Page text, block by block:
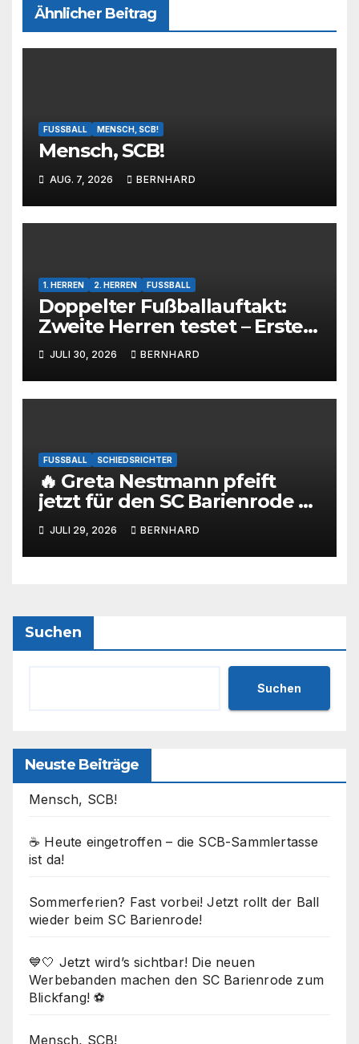
Ähnlicher Beitrag
FUSSBALL MENSCH, SCB!
Mensch, SCB!
AUG. 7, 2026 BERNHARD
1. HERREN 2. HERREN FUSSBALL
Doppelter Fußballauftakt:
Zweite Herren testet – Erste
Herren startet im Kreispokal
JULI 30, 2026 BERNHARD
FUSSBALL SCHIEDSRICHTER
🔥 Greta Nestmann pfeift
jetzt für den SC Barienrode –
unsere jüngste
Schiedsrichterin hat die
Prüfung bestanden! 💙🤍⚽
JULI 29, 2026 BERNHARD
Suchen
Suchen
Neuste Beiträge
Mensch, SCB!
☕ Heute eingetroffen – die SCB-Sammlertasse
ist da!
Sommerferien? Fast vorbei! Jetzt rollt der Ball
wieder beim SC Barienrode!
💙🤍 Jetzt wird’s sichtbar! Die neuen
Werbebanden machen den SC Barienrode zum
Blickfang! ⚽
Mensch, SCB!